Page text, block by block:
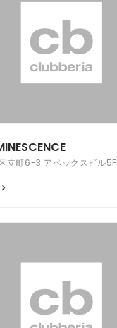
立町6-3 アペックスビル5F